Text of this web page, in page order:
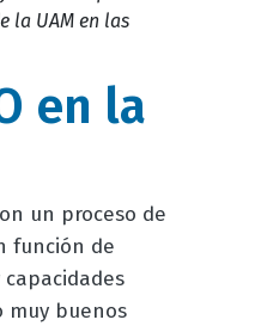
la UAM en las
en la
un proceso de
función de
muy buenos